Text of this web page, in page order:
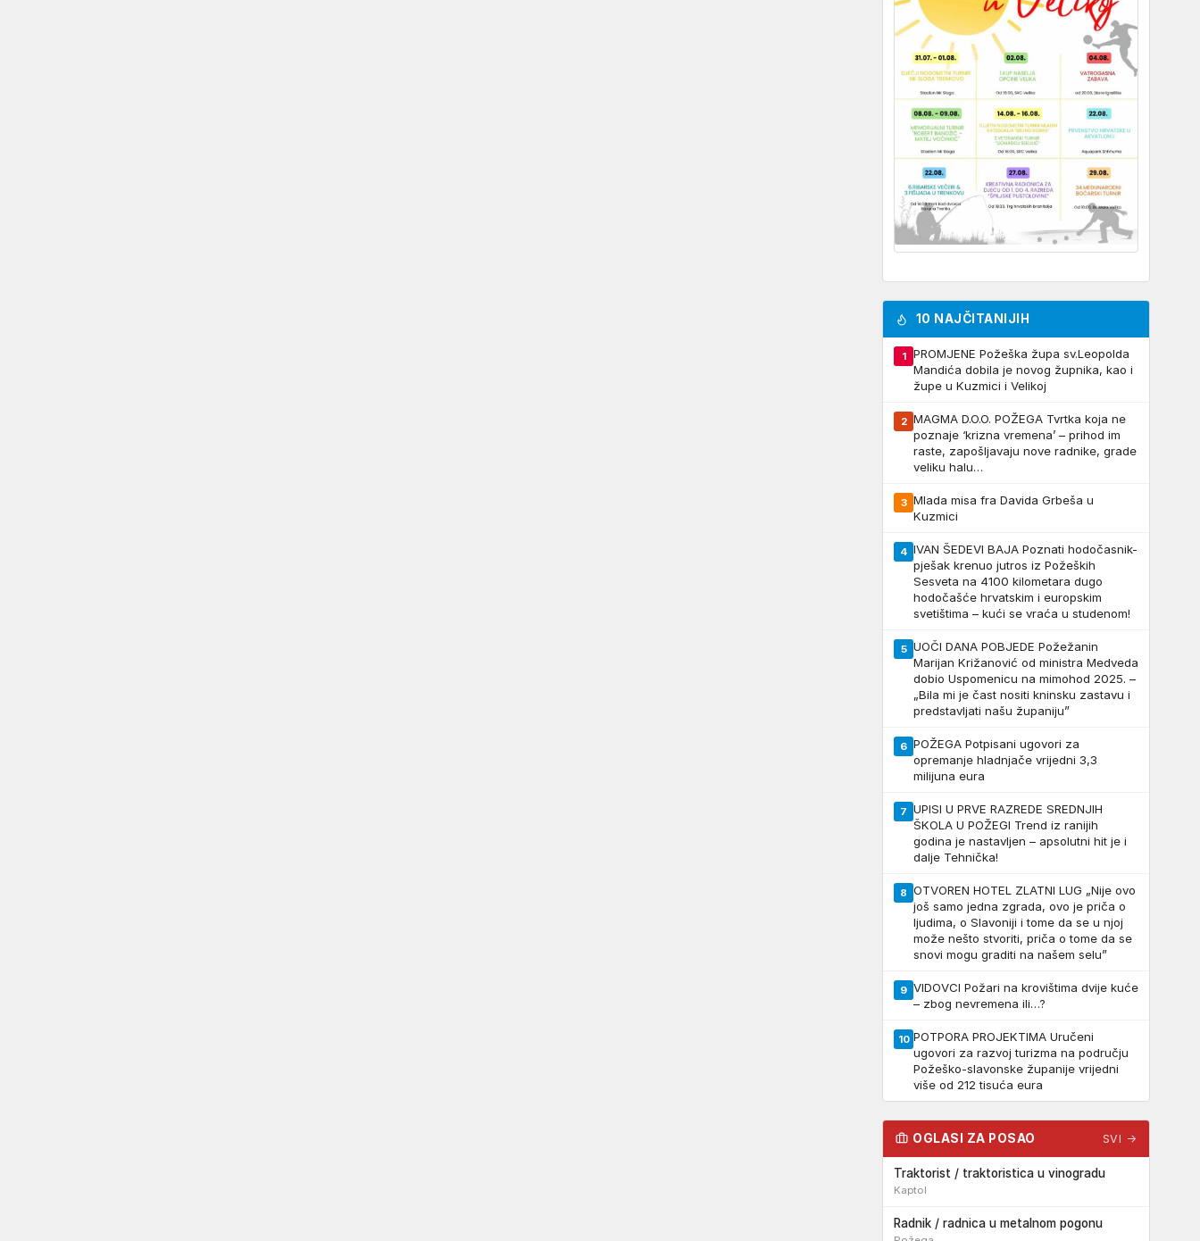
10 NAJČITANIJIH
1
PROMJENE Požeška župa sv.Leopolda
Mandića dobila je novog župnika, kao i
župe u Kuzmici i Velikoj
2 MAGMA D.O.O. POŽEGA Tvrtka koja ne
poznaje ‘krizna vremena’ – prihod im
raste, zapošljavaju nove radnike, grade
veliku halu…
3 Mlada misa fra Davida Grbeša u
Kuzmici
4 IVAN ŠEDEVI BAJA Poznati hodočasnik-
pješak krenuo jutros iz Požeških
Sesveta na 4100 kilometara dugo
hodočašće hrvatskim i europskim
svetištima – kući se vraća u studenom!
5 UOČI DANA POBJEDE Požežanin
Marijan Križanović od ministra Medveda
dobio Uspomenicu na mimohod 2025. –
„Bila mi je čast nositi kninsku zastavu i
predstavljati našu županiju”
6 POŽEGA Potpisani ugovori za
opremanje hladnjače vrijedni 3,3
milijuna eura
7 UPISI U PRVE RAZREDE SREDNJIH
ŠKOLA U POŽEGI Trend iz ranijih
godina je nastavljen – apsolutni hit je i
dalje Tehnička!
8 OTVOREN HOTEL ZLATNI LUG „Nije ovo
još samo jedna zgrada, ovo je priča o
ljudima, o Slavoniji i tome da se u njoj
može nešto stvoriti, priča o tome da se
snovi mogu graditi na našem selu”
9 VIDOVCI Požari na krovištima dvije kuće
– zbog nevremena ili…?
10 POTPORA PROJEKTIMA Uručeni
ugovori za razvoj turizma na području
Požeško-slavonske županije vrijedni
više od 212 tisuća eura
OGLASI ZA POSAO SVI →
Traktorist / traktoristica u vinogradu
Kaptol
Radnik / radnica u metalnom pogonu